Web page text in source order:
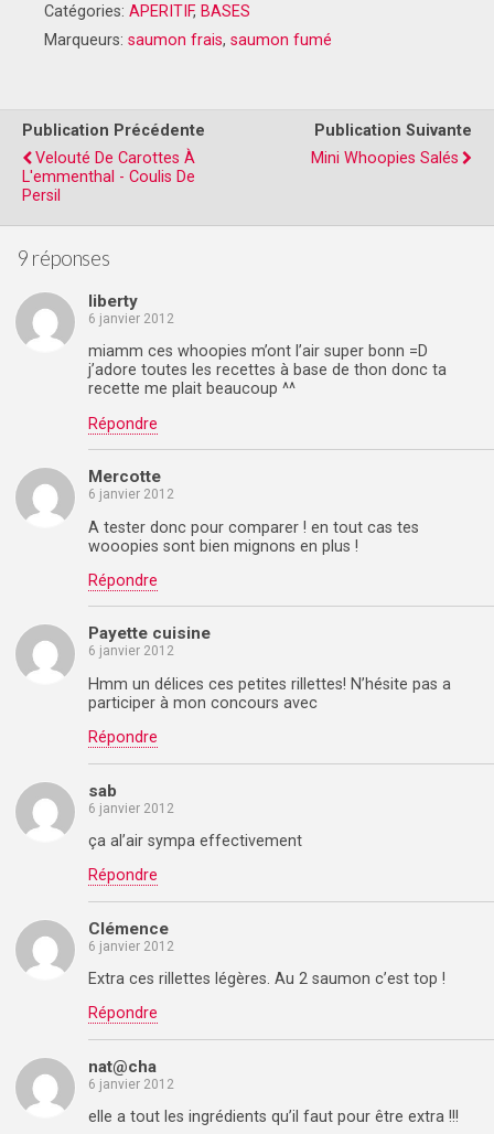
Catégories: APERITIF, BASES
Marqueurs: saumon frais, saumon fumé
Publication Précédente
Velouté De Carottes À
L'emmenthal - Coulis De
Persil
Publication Suivante
Mini Whoopies Salés
9 réponses
liberty
6 janvier 2012
miamm ces whoopies m’ont l’air super bonn =D
j’adore toutes les recettes à base de thon donc ta
recette me plait beaucoup ^^
Répondre
Mercotte
6 janvier 2012
A tester donc pour comparer ! en tout cas tes
wooopies sont bien mignons en plus !
Répondre
Payette cuisine
6 janvier 2012
Hmm un délices ces petites rillettes! N’hésite pas a
participer à mon concours avec
Répondre
sab
6 janvier 2012
ça al’air sympa effectivement
Répondre
Clémence
6 janvier 2012
Extra ces rillettes légères. Au 2 saumon c’est top !
Répondre
nat@cha
6 janvier 2012
elle a tout les ingrédients qu’il faut pour être extra !!!